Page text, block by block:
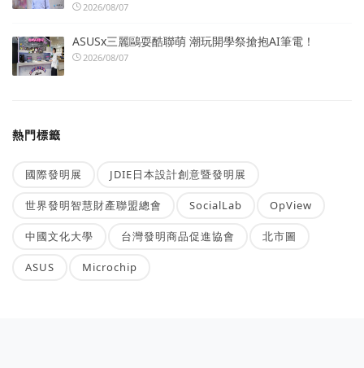
2026/08/07
ASUSx三麗鷗耍酷聯萌 潮玩開學祭搶抱AI筆電！
2026/08/07
熱門標籤
國際發明展 JDIE日本設計創意暨發明展
世界發明智慧財產聯盟總會 SocialLab OpView
中國文化大學 台灣發明商品促進協會 北市圖
ASUS Microchip